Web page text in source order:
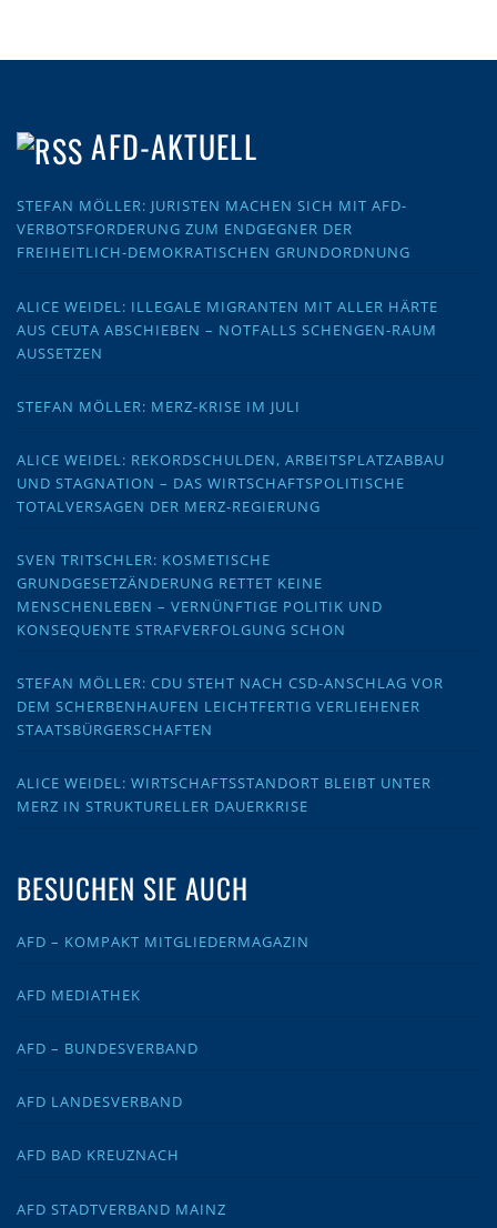
AFD-AKTUELL
STEFAN MÖLLER: JURISTEN MACHEN SICH MIT AFD-
VERBOTSFORDERUNG ZUM ENDGEGNER DER
FREIHEITLICH-DEMOKRATISCHEN GRUNDORDNUNG
ALICE WEIDEL: ILLEGALE MIGRANTEN MIT ALLER HÄRTE
AUS CEUTA ABSCHIEBEN – NOTFALLS SCHENGEN-RAUM
AUSSETZEN
STEFAN MÖLLER: MERZ-KRISE IM JULI
ALICE WEIDEL: REKORDSCHULDEN, ARBEITSPLATZABBAU
UND STAGNATION – DAS WIRTSCHAFTSPOLITISCHE
TOTALVERSAGEN DER MERZ-REGIERUNG
SVEN TRITSCHLER: KOSMETISCHE
GRUNDGESETZÄNDERUNG RETTET KEINE
MENSCHENLEBEN – VERNÜNFTIGE POLITIK UND
KONSEQUENTE STRAFVERFOLGUNG SCHON
STEFAN MÖLLER: CDU STEHT NACH CSD-ANSCHLAG VOR
DEM SCHERBENHAUFEN LEICHTFERTIG VERLIEHENER
STAATSBÜRGERSCHAFTEN
ALICE WEIDEL: WIRTSCHAFTSSTANDORT BLEIBT UNTER
MERZ IN STRUKTURELLER DAUERKRISE
BESUCHEN SIE AUCH
AFD – KOMPAKT MITGLIEDERMAGAZIN
AFD MEDIATHEK
AFD – BUNDESVERBAND
AFD LANDESVERBAND
AFD BAD KREUZNACH
AFD STADTVERBAND MAINZ